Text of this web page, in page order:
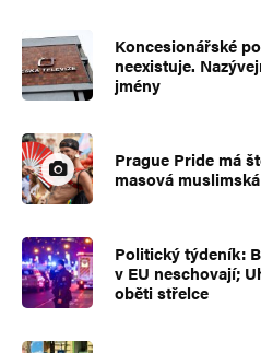
Koncesionářské
neexistuje.
jmény
Prague Pride má
masová
Politický týdeník:
v EU neschovají;
oběti střelce